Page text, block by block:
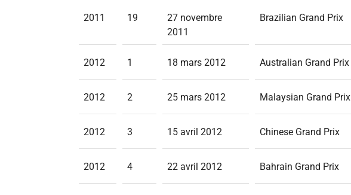
2011 19
27 novembre
2011
Brazilian Grand Prix
2012 1 18 mars 2012 Australian Grand Prix
2012 2 25 mars 2012 Malaysian Grand Prix
2012 3 15 avril 2012 Chinese Grand Prix
2012 4 22 avril 2012 Bahrain Grand Prix